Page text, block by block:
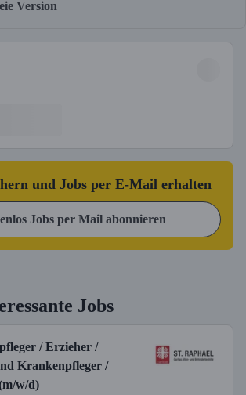
Version
und Jobs per E-Mail erhalten
Jobs per Mail abonnieren
Jobs
/ Erzieher /
Krankenpfleger /
w/d)